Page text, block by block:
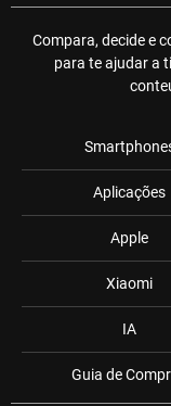
Compara, decide e
para te ajudar a
Aplicações
Apple
Xiaomi
IA
Guia de